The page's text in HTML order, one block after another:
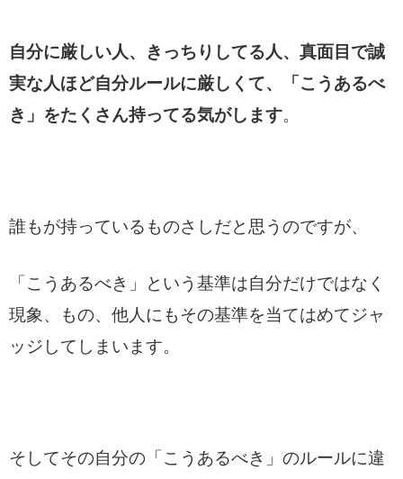
自分に厳しい人、きっちりしてる人、真面目で誠
実な人ほど自分ルールに厳しくて、「こうあるべ
き」をたくさん持ってる気がします。
誰もが持っているものさしだと思うのですが、
「こうあるべき」という基準は自分だけではなく
現象、もの、他人にもその基準を当てはめてジャ
ッジしてしまいます。
そしてその自分の「こうあるべき」のルールに違